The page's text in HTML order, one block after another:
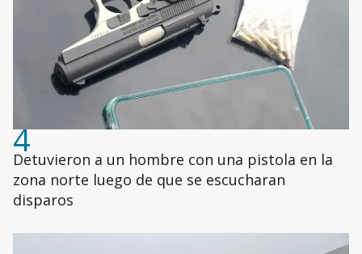
4
Detuvieron a un hombre con una pistola en la
zona norte luego de que se escucharan
disparos